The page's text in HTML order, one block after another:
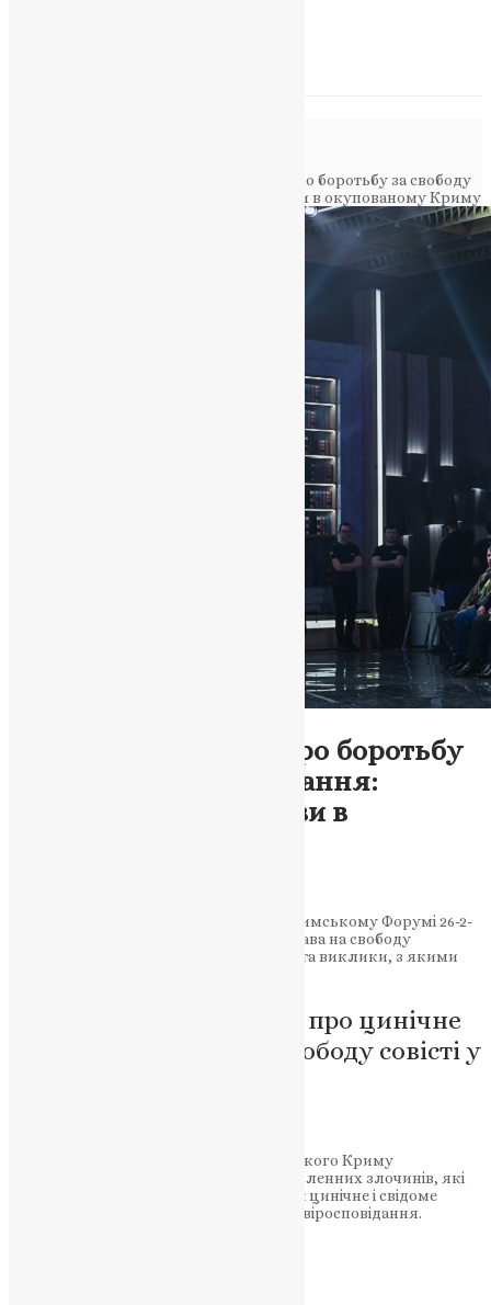
Предстоятель ПЦУ про боротьбу за свободу
віросповідання: виклики і перспективи в окупованому Криму
Предстоятель ПЦУ про боротьбу
за свободу віросповідання:
виклики і перспективи в
Митрополит Епіфаній виступив на «Кримському Форумі 26-2-
14», де звернув увагу на порушення права на свободу
віросповідання в окупованому Криму та виклики, з якими
Промова Предстоятеля про цинічне
порушення права на свободу совісті у
Десять років триває окупація українського Криму
російськими загарбниками. І серед численних злочинів, які
вчинені окупантами за цей час, є також цинічне і свідоме
порушення права на свободу совісті та віросповідання.